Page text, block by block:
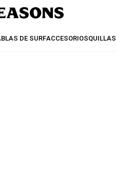
DE SURFACCESORIOSQUILLAS